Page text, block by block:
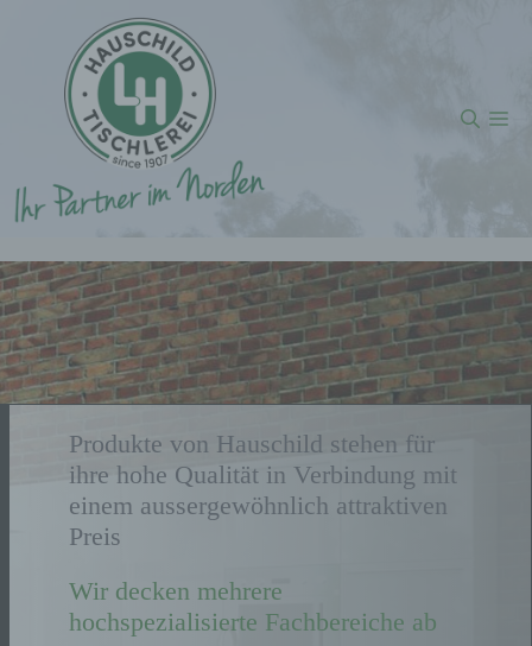
springen
Produkte von Hauschild stehen für
ihre hohe Qualität in Verbindung mit
einem aussergewöhnlich attraktiven
Preis
Wir decken mehrere
hochspezialisierte Fachbereiche ab